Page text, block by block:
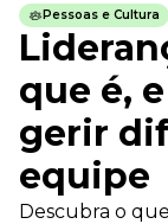
Todas as
Confira
Impulsione o
Legislação
Fique por
Pessoas e
Aprimore a
Pessoas e Cultura
que é,
gerir
equipe
Descubra o